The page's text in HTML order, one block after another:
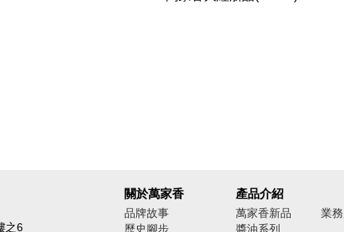
關於萬家香
品牌故事
歷史腳步
產品介紹
萬家香新品
醬油系列
業
之6